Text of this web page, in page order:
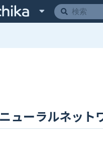
ニューラルネット